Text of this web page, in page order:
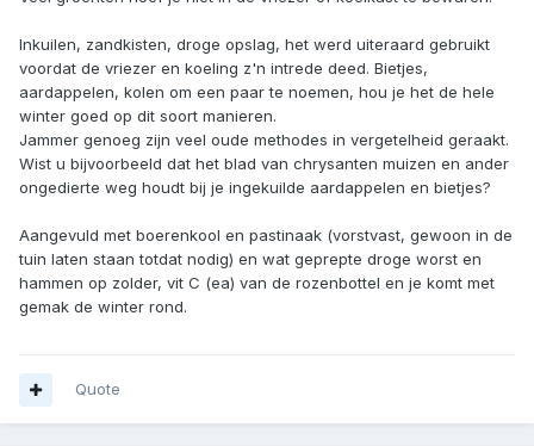
Inkuilen, zandkisten, droge opslag, het werd uiteraard gebruikt
voordat de vriezer en koeling z'n intrede deed. Bietjes,
aardappelen, kolen om een paar te noemen, hou je het de hele
winter goed op dit soort manieren.
Jammer genoeg zijn veel oude methodes in vergetelheid geraakt.
Wist u bijvoorbeeld dat het blad van chrysanten muizen en ander
ongedierte weg houdt bij je ingekuilde aardappelen en bietjes?
Aangevuld met boerenkool en pastinaak (vorstvast, gewoon in de
tuin laten staan totdat nodig) en wat geprepte droge worst en
hammen op zolder, vit C (ea) van de rozenbottel en je komt met
gemak de winter rond.
Quote